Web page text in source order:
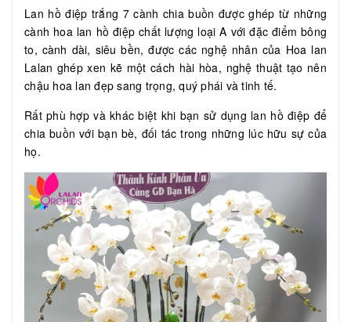
Lan hồ điệp trắng 7 cành chia buồn được ghép từ những
cành hoa lan hồ điệp chất lượng loại A với đặc điểm bông
to, cành dài, siêu bền, được các nghệ nhân của Hoa lan
Lalan ghép xen kẽ một cách hài hòa, nghệ thuật tạo nên
chậu hoa lan đẹp sang trọng, quý phái và tinh tế.
Rất phù hợp và khác biệt khi bạn sử dụng lan hồ điệp để
chia buồn với bạn bè, đối tác trong những lúc hữu sự của
họ.